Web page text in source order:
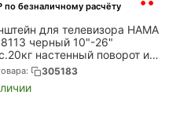
безналичному расчёту
для телевизора HAMA
черный 10"-26"
настенный поворот и
(00118113)
305183